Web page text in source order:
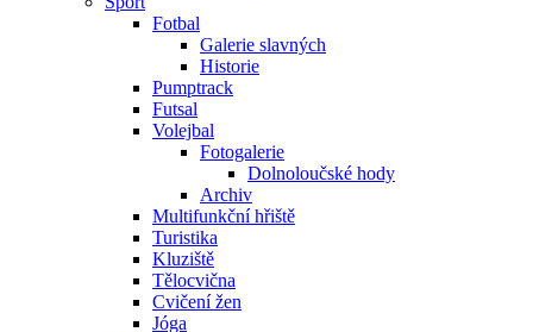
Fotbal
Galerie slavných
Historie
Pumptrack
Futsal
Volejbal
Fotogalerie
Dolnoloučské hody
Archiv
Multifunkční hřiště
Turistika
Kluziště
Tělocvična
Cvičení žen
Jóga